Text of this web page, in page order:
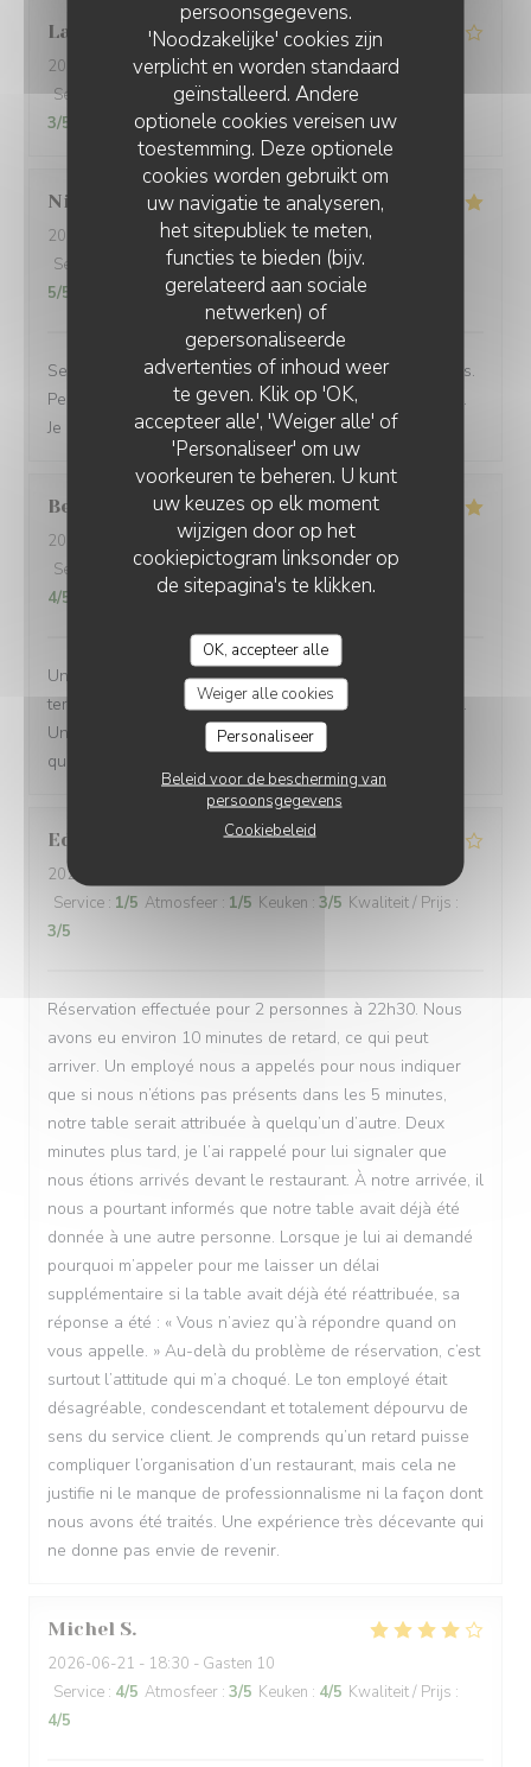
persoonsgegevens.
'Noodzakelijke' cookies zijn
verplicht en worden standaard
geïnstalleerd. Andere
optionele cookies vereisen uw
toestemming. Deze optionele
cookies worden gebruikt om
uw navigatie te analyseren,
het sitepubliek te meten,
functies te bieden (bijv.
gerelateerd aan sociale
netwerken) of
gepersonaliseerde
advertenties of inhoud weer
te geven. Klik op 'OK,
accepteer alle', 'Weiger alle' of
'Personaliseer' om uw
voorkeuren te beheren. U kunt
uw keuzes op elk moment
wijzigen door op het
cookiepictogram linksonder op
de sitepagina's te klikken.
OK, accepteer alle
Weiger alle cookies
Personaliseer
Beleid voor de bescherming van
persoonsgegevens
Cookiebeleid
Laure
2026-06-23- 18:30 - Gasten 2
Service
Atmosfeer:4/5 Keuken: 4/5 Kwaliteit / Prijs
3/5
Nicolas
2026-06-23
- 12:45 - Gasten 2
Service
Atmosfeer: 5 /5 Keuken: 5 /5 Kwaliteit / Prijs
5/5
Service rapide pour une pause déjeuner entre collègues.
Personnel agréable et efficace. Le plat du jour était bon.
Je recommande cet établissement
Bernard
2026-06-17
- 18:30 - Gasten 5
Service
/5 Atmosfeer:4/5 Keuken: 5/5 Kwaliteit / Prijs
4/5
Une équipe très à l'écoute, souriante et efficace... Une
terrasse où il fait bon vivre et une salle climatisée aussi.
Une carte de bières très variée et une restauration de
qualité !
Edwin
2026-06-22
Service : 1/5 Atmosfeer : 1/5 Keuken : 3/5 Kwaliteit / Prijs :
3/5
Réservation effectuée pour 2 personnes à 22h30. Nous
avons eu environ 10 minutes de retard, ce qui peut
arriver. Un employé nous a appelés pour nous indiquer
que si nous n’étions pas présents dans les 5 minutes,
notre table serait attribuée à quelqu’un d’autre. Deux
minutes plus tard, je l’ai rappelé pour lui signaler que
nous étions arrivés devant le restaurant. À notre arrivée, il
nous a pourtant informés que notre table avait déjà été
donnée à une autre personne. Lorsque je lui ai demandé
pourquoi m’appeler pour me laisser un délai
supplémentaire si la table avait déjà été réattribuée, sa
réponse a été : « Vous n’aviez qu’à répondre quand on
vous appelle. » Au-delà du problème de réservation, c’est
surtout l’attitude qui m’a choqué. Le ton employé était
désagréable, condescendant et totalement dépourvu de
sens du service client. Je comprends qu’un retard puisse
compliquer l’organisation d’un restaurant, mais cela ne
justifie ni le manque de professionnalisme ni la façon dont
nous avons été traités. Une expérience très décevante qui
ne donne pas envie de revenir.
Michel S
2026-06-21 - 18:30 - Gasten 10
Service : 4/5 Atmosfeer : 3/5 Keuken : 4/5 Kwaliteit / Prijs :
4/5